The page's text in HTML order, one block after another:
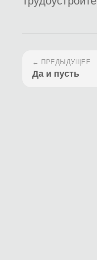
← ПРЕДЫДУЩЕЕ
Да и пусть